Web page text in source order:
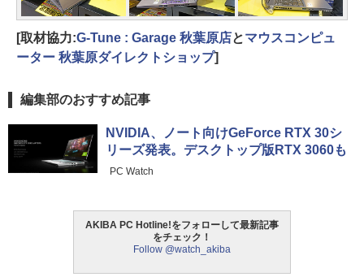
[取材協力:G-Tune : Garage 秋葉原店とマウスコンピュ
ーター 秋葉原ダイレクトショップ]
編集部のおすすめ記事
NVIDIA、ノート向けGeForce RTX 30シ
リーズ発表。デスクトップ版RTX 3060も
PC Watch
AKIBA PC Hotline!をフォローして最新記事
をチェック！
Follow @watch_akiba